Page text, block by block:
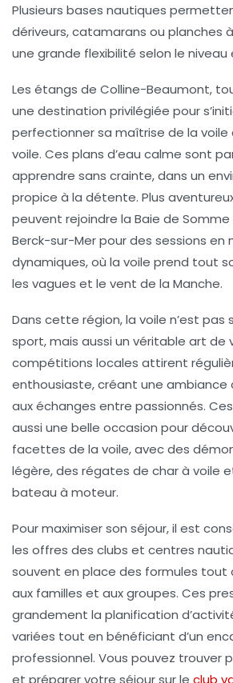
Plusieurs bases nautiques
dériveurs, catamarans ou planches
une grande flexibilité selon le niveau
Les étangs de Colline-Beaumont,
une destination privilégiée pour
perfectionner sa maîtrise de la voile
voile. Ces plans d’eau calme sont
apprendre sans crainte, dans un
propice à la détente. Plus
peuvent rejoindre la Baie de
Berck-sur-Mer pour des sessions en
dynamiques, où la voile prend tout
les vagues et le vent de la Manche.
Dans cette région, la voile n’est pas
sport, mais aussi un véritable art de
compétitions locales attirent
enthousiaste, créant une ambiance
aux échanges entre passionnés.
aussi une belle occasion pour
facettes de la voile, avec des
légère, des régates de char à voile
bateau à moteur.
Pour maximiser son séjour, il est
les offres des clubs et centres
souvent en place des formules tout
aux familles et aux groupes. Ces
grandement la planification
variées tout en bénéficiant d’un
professionnel. Vous pouvez trouver
et préparer votre séjour sur le club